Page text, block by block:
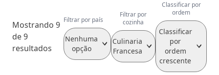
Mostrando 9
de 9
resultados
Filtrar por país
Nenhuma
opção
Filtrar por
cozinha
Culinaria
Francesa
Classificar por
ordem
Classificar
por
ordem
crescente